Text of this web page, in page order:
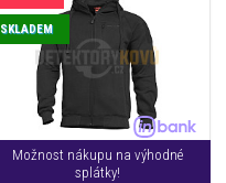
Možnost nákupu na výhodné
splátky!
SKLADEM